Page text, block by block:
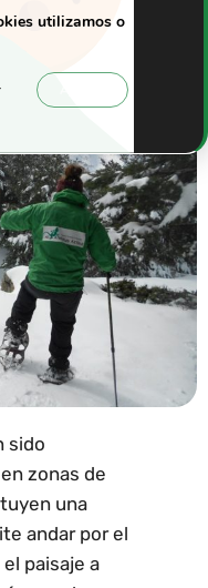
sido
zonas de
una
andar por el
paisaje a
utilizamos o